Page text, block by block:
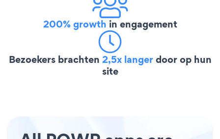
200% growth in engagement
Bezoekers brachten 2,5x langerdoor op hun
site